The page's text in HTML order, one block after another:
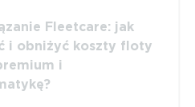
Fleetcare: jak
i obniżyć koszty floty
i